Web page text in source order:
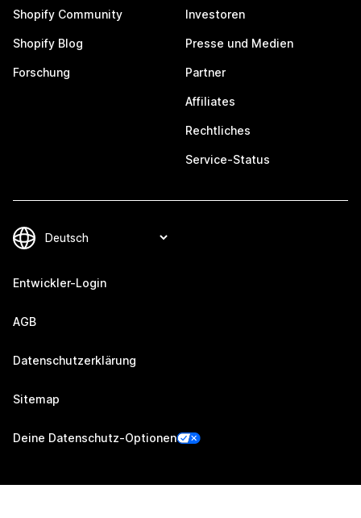
Shopify Community
Shopify Blog
Forschung
Investoren
Presse und Medien
Partner
Affiliates
Rechtliches
Service-Status
Entwickler-Login
AGB
Datenschutzerklärung
Sitemap
Deine Datenschutz-Optionen